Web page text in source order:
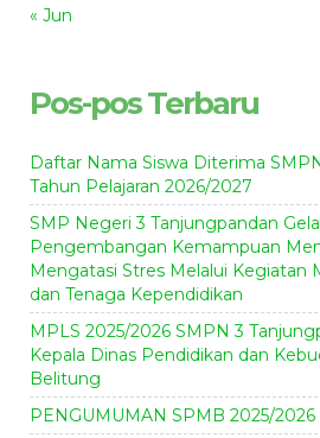
« Jun
Pos-pos Terbaru
Daftar Nama Siswa Diterima
Tahun Pelajaran 2026/2027
SMP Negeri 3 Tanjungpandan
Pengembangan Kemampuan
Mengatasi Stres Melalui Kegiatan
dan Tenaga Kependidikan
MPLS 2025/2026 SMPN 3
Kepala Dinas Pendidikan dan
Belitung
PENGUMUMAN SPMB 2025/2026